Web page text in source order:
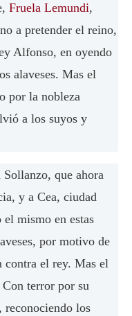
Fruela Lemundi,
a pretender el reino,
Alfonso, en oyendo
alaveses. Mas el
por la nobleza
a los suyos y
que ahora
y a Cea, ciudad
mismo en estas
por motivo de
contra el rey. Mas el
terror por su
reconociendo los